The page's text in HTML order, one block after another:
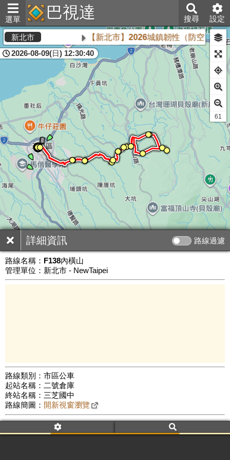
選單 巴視達 搜尋 設定
詳細資訊 路線過濾
路線名稱： F138內橫山
管理單位：新北市 - NewTaipei
路線類別：市區公車
起站名稱：二號倉庫
終站名稱：三芝國中
路線簡圖： 開新視窗瀏覽
附屬名稱：F138內橫山
首班時間：平日(06:10)、假日(08:00)
新北市 【新北市】2026城鎮韌性（防空）演習
2026-08-09(日) 12:30:40
公車數量: 累計6215、上線5091
61